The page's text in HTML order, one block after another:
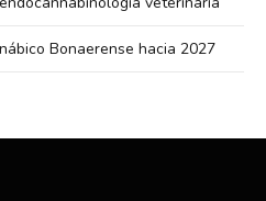
Bonaerense hacia 2027